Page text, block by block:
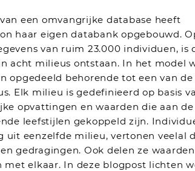
een omvangrijke database heeft
haar eigen databank opgebouwd.
van ruim 23.000 individuen, is
acht milieus ontstaan. In het model
opgedeeld behorende tot een van
Elk milieu is gedefinieerd op basis
opvattingen en waarden die aan de
leefstijlen gekoppeld zijn.
uit eenzelfde milieu, vertonen veelal
gedragingen. Ook delen ze
met elkaar. In deze blogpost lichten